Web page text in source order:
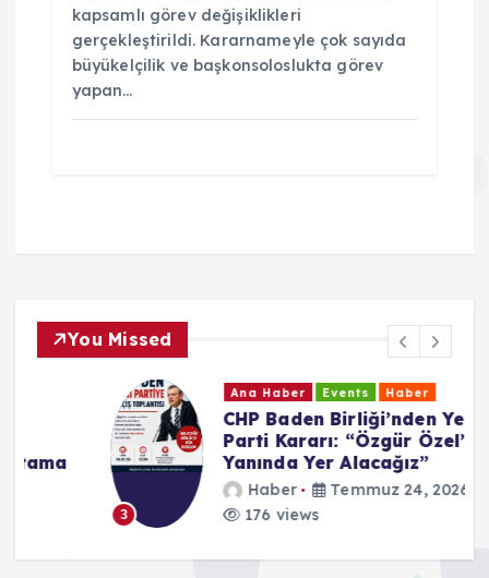
kapsamlı görev değişiklikleri
gerçekleştirildi. Kararnameyle çok sayıda
büyükelçilik ve başkonsoloslukta görev
yapan…
You Missed
Ana Haber Events Haber
CHP Baden Birliği’nden Yeni
Parti Kararı: “Özgür Özel’in
Yanında Yer Alacağız”
Haber
Temmuz 24, 2026
176 views